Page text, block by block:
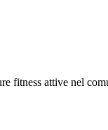
fitness attive nel